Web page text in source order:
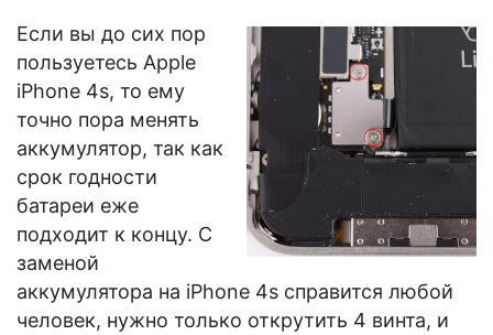
Если вы до сих пор
пользуетесь Apple
iPhone 4s, то ему
точно пора менять
аккумулятор, так как
срок годности
батареи еже
подходит к концу. С
заменой
аккумулятора на iPhone 4s справится любой
человек, нужно только открутить 4 винта, и